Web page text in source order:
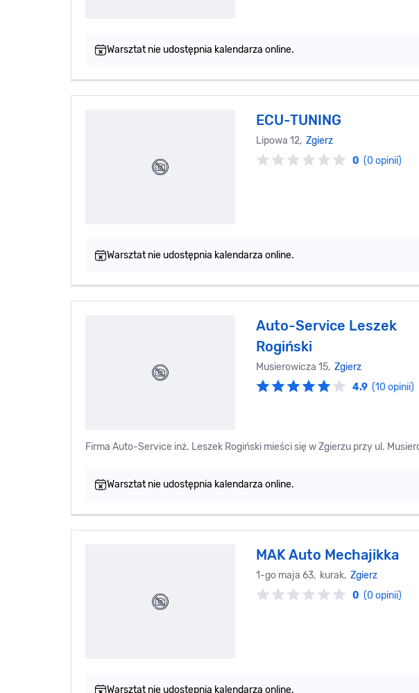
Warsztat nie udostępnia kalendarza online.
ECU-TUNING
Lipowa 12, Zgierz
0 (0 opinii)
Warsztat nie udostępnia kalendarza online.
Auto-Service Leszek
Rogiński
Musierowicza 15, Zgierz
4.9 (10 opinii)
Firma Auto-Service inż. Leszek Rogiński mieści się w Zgierzu
Warsztat nie udostępnia kalendarza online.
MAK Auto Mechajikka
1-go maja 63, kurak, Zgierz
0 (0 opinii)
Warsztat nie udostępnia kalendarza online.